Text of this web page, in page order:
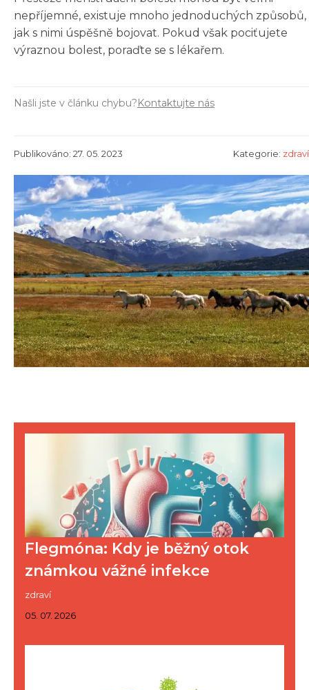
nepříjemné, existuje mnoho jednoduchých způsobů,
jak s nimi úspěšně bojovat. Pokud však pociťujete
výraznou bolest, poraďte se s lékařem.
Našli jste v článku chybu?Kontaktujte nás
Publikováno: 27. 05. 2023 Kategorie: zdraví
Flegmóna: Kdy je běžný otok
známkou vážné infekce
zdraví
05. 07. 2026